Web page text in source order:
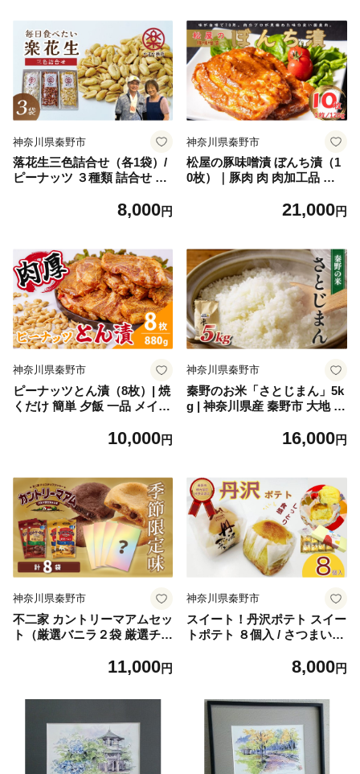
ギフトセット お土産 風味豊
か 霧がかり 名水 で 蒸す 旨
み 渋み 甘み 秦野 神奈川 ダ
ンニアンの練り緑茶 自然環境
の恵み 特産 お中元 お歳
暮 母の日 父の日 敬老の
神奈川県秦野市
落花生三色詰合せ（各1袋）/
ピーナッツ ３種類 詰合せ 塩
丹沢 おつまみ おやつ 秦野 神
楽花糖 食品ギフト 手土産
8,000円
神奈川県秦野市
松屋の豚味噌漬 ぼんち漬（1
0枚）｜豚肉 肉 肉加工品 味
菜 焼くだけ 簡単調理 一品 夕
21,000円
神奈川県秦野市
ピーナッツとん漬（8枚）| 焼
くだけ 簡単 夕飯 一品 メイン
ロース肉 豚肉の味噌漬け 豚
厚 厚い ボリューム 満足 贈呈
用 ギフト 手土産 父の日 おか
ず 風味 お肉やわらか 食べや
すい 時短 家庭用 個包装 小分
け 美味しい 美味 秦野 神奈川
| 010-19
10,000円
神奈川県秦野市
秦野のお米「さとじまん」5k
g | 神奈川県産 秦野市 大地 5k
米 精米 お取り寄せ 贈答 人気
ンド米 人気米 新米 1袋 ちょ
うどいい おいしい 美味しい
美味 ふっくら ツヤ 備蓄 災害
対策 25_008-12-1
16,000円
神奈川県秦野市
不二家 カントリーマアムセッ
ト（厳選バニラ２袋 厳選チョ
袋）(季節限定 チョコチップ
11,000円
神奈川県秦野市
スイート！丹沢ポテト スイー
トポテト ８個入 / さつまいも
しっとり食感 お土産 贈呈 ギ
ザート 手作り 焼き菓子 贈り
物 ギフト おやつ 地元産 詰め
合わせ
8,000円